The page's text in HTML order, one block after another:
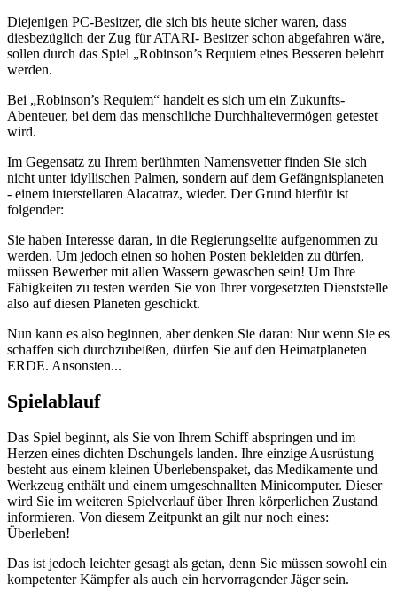
Diejenigen PC-Besitzer, die sich bis heute sicher waren, dass
diesbezüglich der Zug für ATARI- Besitzer schon abgefahren wäre,
sollen durch das Spiel „Robinson’s Requiem eines Besseren belehrt
werden.
Bei „Robinson’s Requiem“ handelt es sich um ein Zukunfts-
Abenteuer, bei dem das menschliche Durchhaltevermögen getestet
wird.
Im Gegensatz zu Ihrem berühmten Namensvetter finden Sie sich
nicht unter idyllischen Palmen, sondern auf dem Gefängnisplaneten
- einem interstellaren Alacatraz, wieder. Der Grund hierfür ist
folgender:
Sie haben Interesse daran, in die Regierungselite aufgenommen zu
werden. Um jedoch einen so hohen Posten bekleiden zu dürfen,
müssen Bewerber mit allen Wassern gewaschen sein! Um Ihre
Fähigkeiten zu testen werden Sie von Ihrer vorgesetzten Dienststelle
also auf diesen Planeten geschickt.
Nun kann es also beginnen, aber denken Sie daran: Nur wenn Sie es
schaffen sich durchzubeißen, dürfen Sie auf den Heimatplaneten
ERDE. Ansonsten...
Spielablauf
Das Spiel beginnt, als Sie von Ihrem Schiff abspringen und im
Herzen eines dichten Dschungels landen. Ihre einzige Ausrüstung
besteht aus einem kleinen Überlebenspaket, das Medikamente und
Werkzeug enthält und einem umgeschnallten Minicomputer. Dieser
wird Sie im weiteren Spielverlauf über Ihren körperlichen Zustand
informieren. Von diesem Zeitpunkt an gilt nur noch eines:
Überleben!
Das ist jedoch leichter gesagt als getan, denn Sie müssen sowohl ein
kompetenter Kämpfer als auch ein hervorragender Jäger sein.